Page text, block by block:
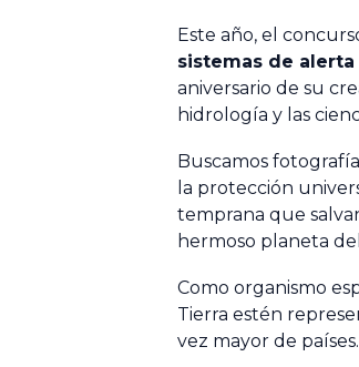
Este año, el
sistemas de
aniversario de su
hidrología y las
Buscamos
la protección
temprana que
hermoso planeta
Como organismo
Tierra estén
vez mayor de países.